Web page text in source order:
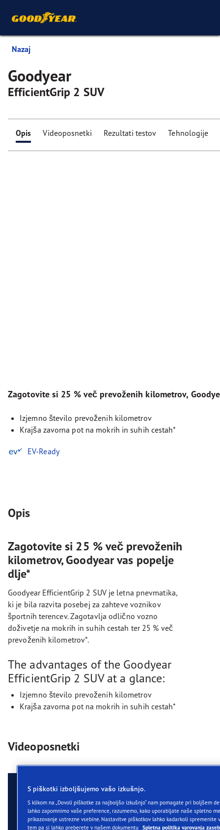
Nazaj
Goodyear
EfficientGrip 2 SUV
Opis Videoposnetki Rezultati testov Tehnologije
Zagotovite si 25 % več prevoženih kilometrov,
Izjemno število prevoženih kilometrov
Krajša zavorna pot na mokrih in suhih cestah*
EV-Ready
Opis
Zagotovite si 25 % več prevoženih
kilometrov, Goodyear vas popelje
dlje*
Goodyear EfficientGrip 2 SUV je letna pnevmatika,
ki je bila razvita posebej za zahteve voznikov
športnih terencev. Zagotavlja odlično vozno
doživetje na mokrih in suhih cestah ter 25 % več
prevoženih kilometrov*.
The advantages of the Goodyear
EfficientGrip 2 SUV at a glance:
Izjemno število prevoženih kilometrov
Krajša zavorna pot na mokrih in suhih cestah*
Videoposnetki
S piškotki izboljšujemo vašo izkušnjo.
S klikom na „Dovoli piškotke za najboljšo izkušnjo“ nam pomagate pri boljšem
lahko zapomnimo vaše preference, razumemo, kako uporabljate naše spletno
prikazovanje ustrezne vsebine. Nastavitve piškotkov lahko kadarkoli spremenite
tem pa si lahko preberete v našem dokumentu Spletna politika varovanja